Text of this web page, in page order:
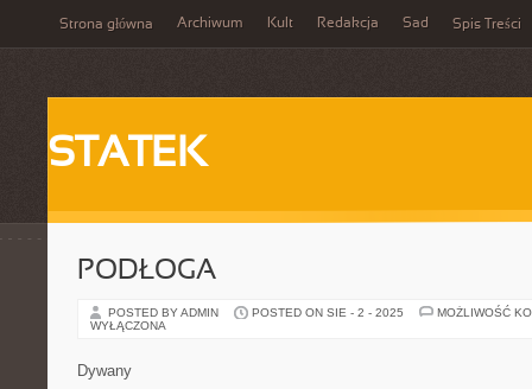
Strona główna Archiwum Kult Redakcja Sad Spis Treści
STATEK
PODŁOGA
POSTED BY ADMIN POSTED ON SIE - 2 - 2025
MOŻLIWOŚĆ
WYŁĄCZONA
Dywany